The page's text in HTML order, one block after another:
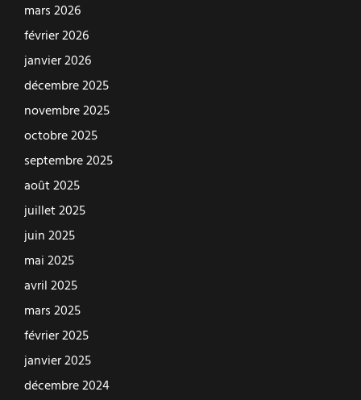
mars 2026
février 2026
janvier 2026
décembre 2025
novembre 2025
octobre 2025
septembre 2025
août 2025
juillet 2025
juin 2025
mai 2025
avril 2025
mars 2025
février 2025
janvier 2025
décembre 2024